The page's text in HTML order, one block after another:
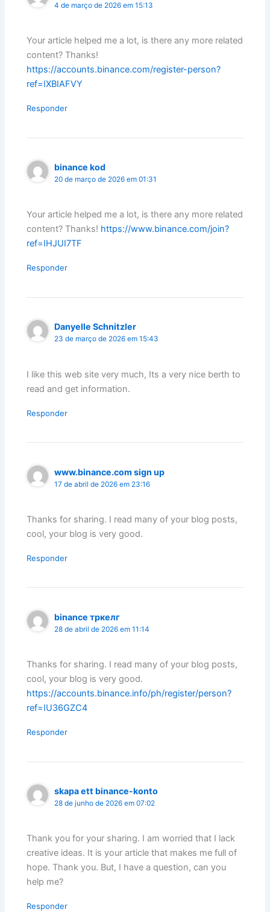
4 de março de 2026 em 15:13
Your article helped me a lot, is there any more related
content? Thanks!
https://accounts.binance.com/register-person?
ref=IXBIAFVY
Responder
binance kod
20 de março de 2026 em 01:31
Your article helped me a lot, is there any more related
content? Thanks! https://www.binance.com/join?
ref=IHJUI7TF
Responder
Danyelle Schnitzler
23 de março de 2026 em 15:43
I like this web site very much, Its a very nice berth to
read and get information.
Responder
www.binance.com sign up
17 de abril de 2026 em 23:16
Thanks for sharing. I read many of your blog posts,
cool, your blog is very good.
Responder
binance тркелг
28 de abril de 2026 em 11:14
Thanks for sharing. I read many of your blog posts,
cool, your blog is very good.
https://accounts.binance.info/ph/register/person?
ref=IU36GZC4
Responder
skapa ett binance-konto
28 de junho de 2026 em 07:02
Thank you for your sharing. I am worried that I lack
creative ideas. It is your article that makes me full of
hope. Thank you. But, I have a question, can you
help me?
Responder